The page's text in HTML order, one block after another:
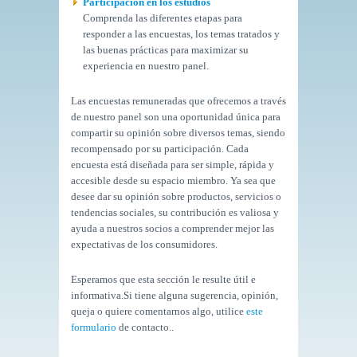
Comprenda las diferentes etapas para
responder a las encuestas, los temas tratados y
las buenas prácticas para maximizar su
experiencia en nuestro panel.
Las encuestas remuneradas que ofrecemos a través
de nuestro panel son una oportunidad única para
compartir su opinión sobre diversos temas, siendo
recompensado por su participación. Cada
encuesta está diseñada para ser simple, rápida y
accesible desde su espacio miembro. Ya sea que
desee dar su opinión sobre productos, servicios o
tendencias sociales, su contribución es valiosa y
ayuda a nuestros socios a comprender mejor las
expectativas de los consumidores.
Esperamos que esta sección le resulte útil e
informativa.Si tiene alguna sugerencia, opinión,
queja o quiere comentarnos algo, utilice este
formulario de contacto..